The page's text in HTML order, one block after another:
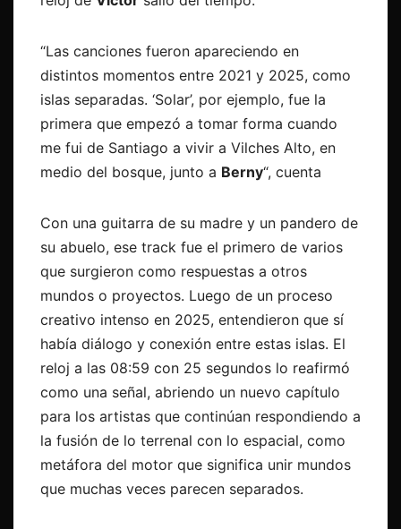
“Las canciones fueron apareciendo en
distintos momentos entre 2021 y 2025, como
islas separadas. ‘Solar’, por ejemplo, fue la
primera que empezó a tomar forma cuando
me fui de Santiago a vivir a Vilches Alto, en
medio del bosque, junto a Berny“, cuenta
Con una guitarra de su madre y un pandero de
su abuelo, ese track fue el primero de varios
que surgieron como respuestas a otros
mundos o proyectos. Luego de un proceso
creativo intenso en 2025, entendieron que sí
había diálogo y conexión entre estas islas. El
reloj a las 08:59 con 25 segundos lo reafirmó
como una señal, abriendo un nuevo capítulo
para los artistas que continúan respondiendo a
la fusión de lo terrenal con lo espacial, como
metáfora del motor que significa unir mundos
que muchas veces parecen separados.